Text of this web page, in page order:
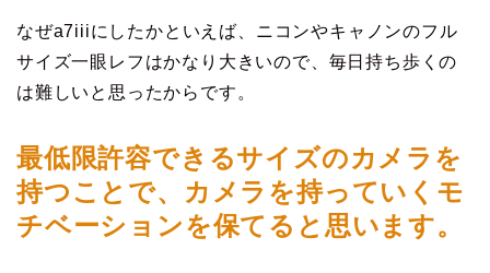
なぜa7iiiにしたかといえば、ニコンやキャノンのフル
サイズ一眼レフはかなり大きいので、毎日持ち歩くの
は難しいと思ったからです。
最低限許容できるサイズのカメラを
持つことで、カメラを持っていくモ
チベーションを保てると思います。